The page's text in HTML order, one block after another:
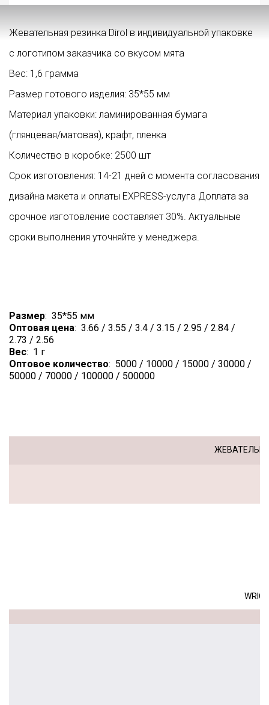
Жевательная резинка Dirol в индивидуальной упаковке
с логотипом заказчика со вкусом мята
Вес: 1,6 грамма
Размер готового изделия: 35*55 мм
Материал упаковки: ламинированная бумага
(глянцевая/матовая), крафт, пленка
Количество в коробке: 2500 шт
Срок изготовления: 14-21 дней с момента согласования
дизайна макета и оплаты EXPRESS-услуга Доплата за
срочное изготовление составляет 30%. Актуальные
сроки выполнения уточняйте у менеджера.
Размер: 35*55 мм
Оптовая цена: 3.66 / 3.55 / 3.4 / 3.15 / 2.95 / 2.84 /
2.73 / 2.56
Вес: 1 г
Оптовое количество: 5000 / 10000 / 15000 / 30000 /
50000 / 70000 / 100000 / 500000